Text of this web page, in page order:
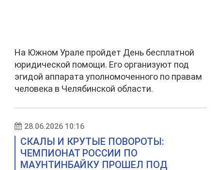
На Южном Урале пройдет День бесплатной
юридической помощи. Его организуют под
эгидой аппарата уполномоченного по правам
человека в Челябинской области.
28.06.2026 10:16
СКАЛЫ И КРУТЫЕ ПОВОРОТЫ:
ЧЕМПИОНАТ РОССИИ ПО
МАУНТИНБАЙКУ ПРОШЕЛ ПОД